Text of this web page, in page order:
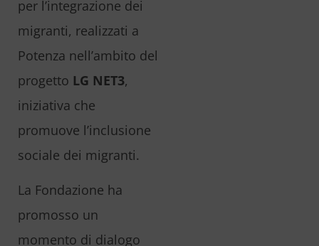
per l’integrazione dei
migranti, realizzati a
Potenza nell’ambito del
progetto LG NET3,
iniziativa che
promuove l’inclusione
sociale dei migranti.
La Fondazione ha
promosso un
momento di dialogo